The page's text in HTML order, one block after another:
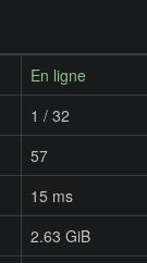
En ligne
1 / 32
57
15 ms
2.63 GiB